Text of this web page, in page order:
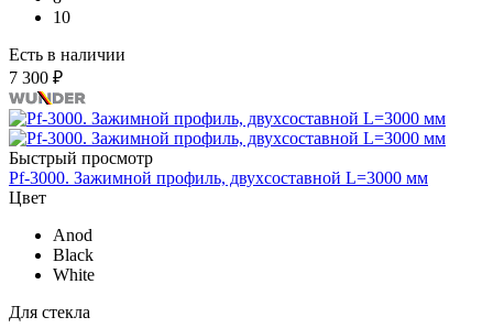
10
Есть в наличии
7 300 ₽
Быстрый просмотр
Pf-3000. Зажимной профиль, двухсоставной L=3000 мм
Цвет
Anod
Black
White
Для стекла